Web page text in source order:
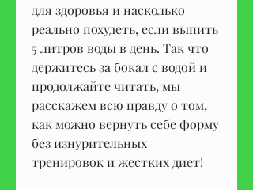
для здоровья и насколько
реально похудеть, если выпить
5 литров воды в день. Так что
держитесь за бокал с водой и
продолжайте читать, мы
расскажем всю правду о том,
как можно вернуть себе форму
без изнурительных
тренировок и жестких диет!